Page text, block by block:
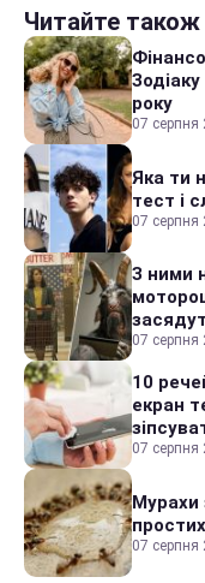
Читайте також
року
07 серпня
Яка ти
тест і
07 серпня
З ними
07 серпня
10
екран
07 серпня
Мурахи
07 серпня